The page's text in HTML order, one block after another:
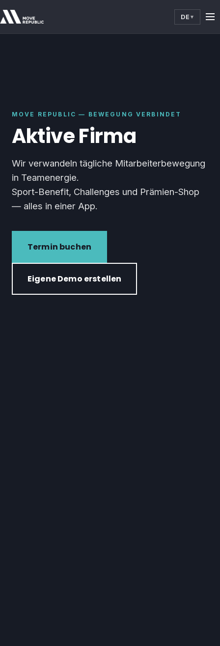
DE ▾
MOVE REPUBLIC — BEWEGUNG VERBINDET
Aktive Firma
Wir verwandeln tägliche Mitarbeiterbewegung
in Teamenergie.
Sport-Benefit, Challenges und Prämien-Shop
— alles in einer App.
Termin buchen
Eigene Demo erstellen